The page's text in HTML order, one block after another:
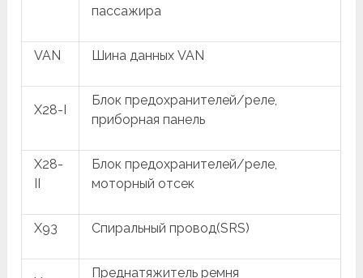
пассажира
VAN Шина данных VAN
X28-I
Блок предохранителей/реле,
приборная панель
X28-
II
Блок предохранителей/реле,
моторный отсек
X93 Спиральный провод(SRS)
Преднатяжитель ремня